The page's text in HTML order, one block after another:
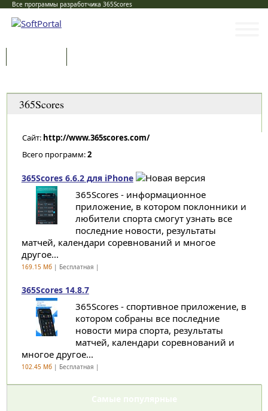
Все программы разработчика 365Scores
365Scores
Сайт: http://www.365scores.com/
Всего программ:2
365Scores 6.6.2 для iPhone
365Scores - информационное
приложение, в котором поклонники и
любители спорта смогут узнать все
последние новости, результаты
матчей, календари соревнований и многое
другое...
169.15 Мб| Бесплатная |
365Scores 14.8.7
365Scores - спортивное приложение, в
котором собраны все последние
новости мира спорта, результаты
матчей, календари соревнований и
многое другое...
102.45 Мб| Бесплатная |
Самые популярные